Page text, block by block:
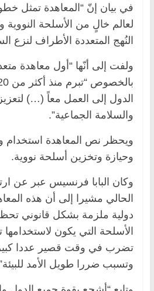
في بيان إنّ “المعاهدة تمثل
لعالم خالٍ من الأسلحة النووية
النُهج المتعددة الأطراف لنزع
ولفت إلى أنّها “أول معاهدة
الدول إلى العمل معاً (…)
والسلامة الجماعية”.
ويحظر نص المعاهدة استخدام
وحيازة وتخزين أسلحة نووية.
وكان البابا فرنسيس عبر عن
الحالي مشيرا إلى أن هذه
دولية ملزمة بشكل قانوني
الأسلحة التي يكون لاستخدامها
تضرب في وقت قصير عددا
وتسبب ضررا طويل الأمد